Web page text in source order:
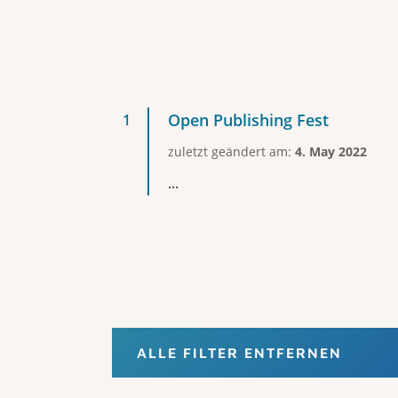
Open Publishing Fest
zuletzt geändert am: 4. May 2022
...
ALLE FILTER ENTFERNEN